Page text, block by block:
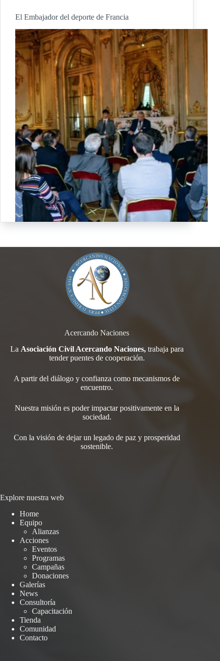
El Embajador del deporte de Francia
Acercando Naciones
La Asociación Civil Acercando Naciones,trabaja para
tenderpuentes de cooperación.
A partir del diálogo y confianza como mecanismos de
encuentro.
Nuestra misión es poder impactar positivamente en la
sociedad.
Con la visión de dejar un legado de paz y prosperidad
sostenible.
Explore nuestra web
Home
Equipo
Alianzas
Acciones
Eventos
Programas
Campañas
Donaciones
Galerías
News
Consultoría
Capacitación
Tienda
Comunidad
Contacto